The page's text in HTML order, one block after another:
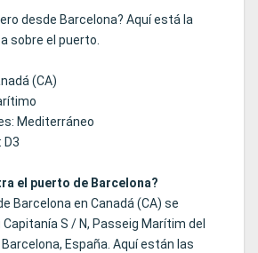
desde Barcelona? Aquí está la
sobre el puerto.
(CA)
Mediterráneo
D3
el puerto de Barcelona?
Barcelona en Canadá (CA) se
S / N, Passeig Marítim del
​​España. Aquí están las